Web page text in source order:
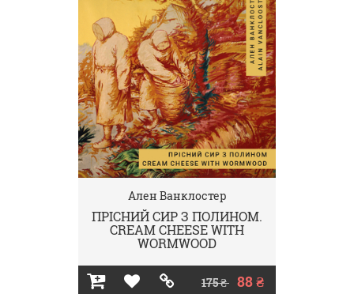
Ален Ванклостер
ПРІСНИЙ СИР З ПОЛИНОМ.
CREAM CHEESE WITH
WORMWOOD
175 ₴ 88 ₴